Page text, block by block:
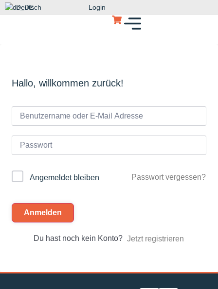
Deutsch Login
Hallo, willkommen zurück!
Angemeldet bleiben Passwort vergessen?
Anmelden
Du hast noch kein Konto? Jetzt registrieren